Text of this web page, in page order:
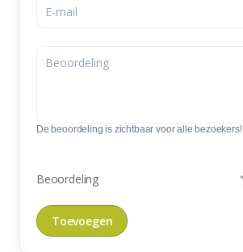
De beoordeling is zichtbaar voor alle bezoekers!
Beoordeling